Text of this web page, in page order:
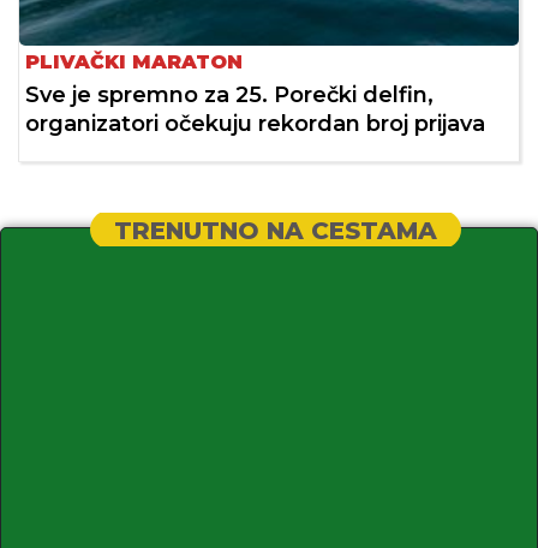
PLIVAČKI MARATON
Sve je spremno za 25. Porečki delfin,
organizatori očekuju rekordan broj prijava
TRENUTNO NA CESTAMA